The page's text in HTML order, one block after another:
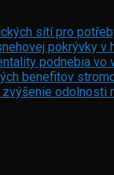
sítí pro
pokrývky v
podnebia vo
benefitov